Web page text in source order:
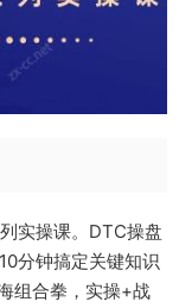
实操课。DTC操盘
分钟搞定关键知识
组合拳，实操+战